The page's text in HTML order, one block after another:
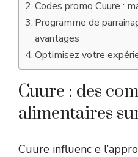
Codes promo Cuure :
Programme de
avantages
Optimisez votre
Cuure : des
alimentaires
Cuure influenc e